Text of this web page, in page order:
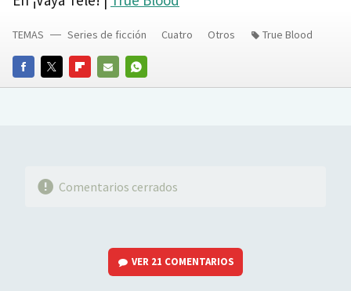
FACEBOOKTWITTERFLIPBOARD
E-
WHATSAPP
TEMAS Series de ficción Cuatro Otros True Blood
Comentarios cerrados
VER 21 COMENTARIOS